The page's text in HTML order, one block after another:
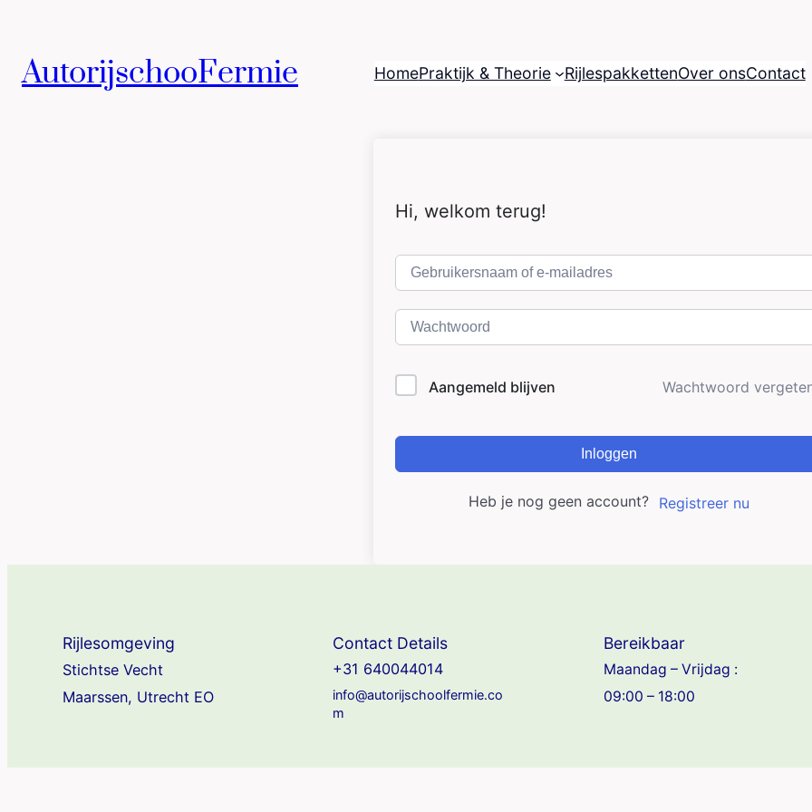
AutorijschooFermie HomePraktijk & Theorie RijlespakkettenOver onsContact
Hi, welkom terug!
Aangemeld blijven Wachtwoord
Inloggen
Heb je nog geen account? Registreer nu
Rijlesomgeving
Stichtse Vecht
Maarssen, Utrecht EO
Contact Details
+31 640044014
info@autorijschoolfermie.co
m
Bereikbaar
Maandag – Vrijdag :
09:00 – 18:00